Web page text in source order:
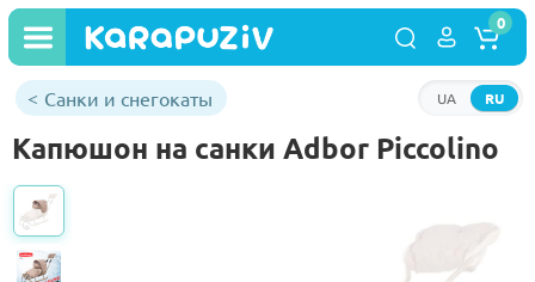
RU
UA
0
Санки и снегокаты
Капюшон на санки Adbor Piccolino